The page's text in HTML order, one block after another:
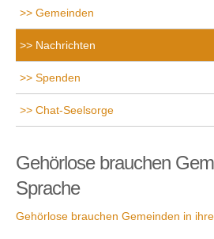
Gemeinden
Nachrichten
Spenden
Chat-Seelsorge
Gehörlose brauchen
Sprache
Gehörlose brauchen Gemeinden in